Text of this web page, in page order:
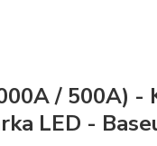
/ 500A) -
LED -